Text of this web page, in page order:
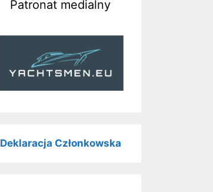
Patronat medialny
Deklaracja Członkowska